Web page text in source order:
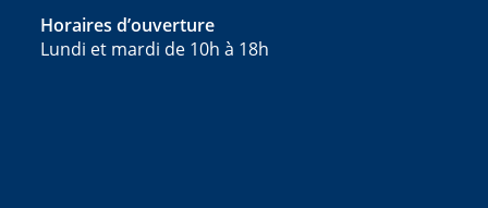
Horaires d’ouverture
Lundi et mardi de 10h à 18h